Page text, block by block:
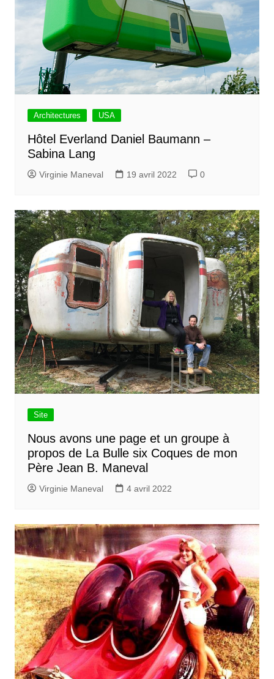
Architectures USA
Hôtel Everland Daniel Baumann –
Sabina Lang
Virginie Maneval 19 avril 2022 0
Site
Nous avons une page et un groupe à
propos de La Bulle six Coques de mon
Père Jean B. Maneval
Virginie Maneval 4 avril 2022